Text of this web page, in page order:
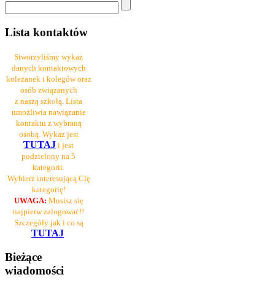
Lista kontaktów
Stworzyliśmy wykaz
danych kontaktowych
koleżanek i kolegów oraz
osób związanych
z naszą szkołą. Lista
umożliwia nawiązanie
kontaktu z wybraną
osobą. Wykaz jest
TUTAJ i jest
podzielony na 5
kategorii.
Wybierz interesującą Cię
kategorię!
UWAGA: Musisz się
najpierw zalogować!!
Szczegóły jak i co są
TUTAJ
Bieżące
wiadomości